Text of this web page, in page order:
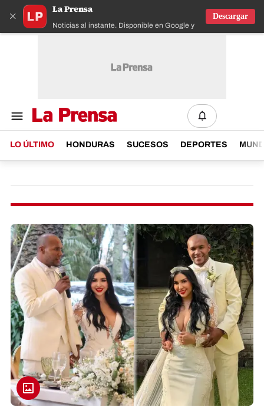
×
La Prensa
Noticias al instante. Disponible en Google y IOS
Descargar
LO ÚLTIMO HONDURAS SUCESOS DEPORTES